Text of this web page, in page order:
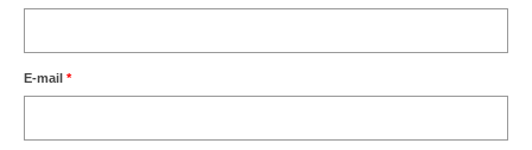
E-mail *